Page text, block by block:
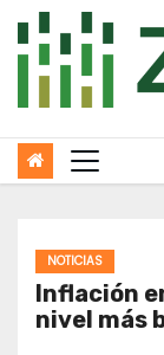
to
content
NOTICIAS
Inflación
nivel más